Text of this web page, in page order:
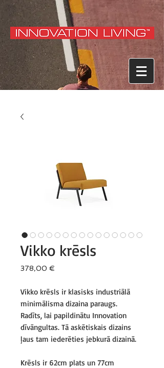
Vikko krēsls
378,00 €
Vikko krēsls ir klasisks industriālā
minimālisma dizaina paraugs.
Radīts, lai papildinātu Innovation
dīvāngultas. Tā askētiskais dizains
ļaus tam iederēties jebkurā dizainā.
Krēsls ir 62cm plats un 77cm